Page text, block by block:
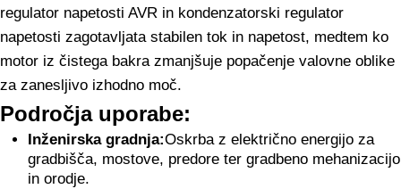
regulator napetosti AVR in kondenzatorski regulator
napetosti zagotavljata stabilen tok in napetost, medtem ko
motor iz čistega bakra zmanjšuje popačenje valovne oblike
za zanesljivo izhodno moč.
Področja uporabe:
Inženirska gradnja:Oskrba z električno energijo za
gradbišča, mostove, predore ter gradbeno mehanizacijo
in orodje.